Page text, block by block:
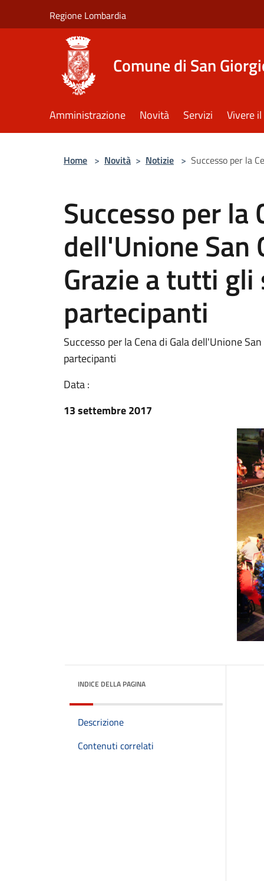
Regione Lombardia
Comune di San
Amministrazione Novità Servizi Vivere
Home > Novità > Notizie > Successo per la
Successo per la
dell'Unione
Grazie a tutti
partecipanti
Successo per la Cena di Gala dell'Unione
partecipanti
Data :
13 settembre 2017
INDICE DELLA PAGINA
Descrizione
Contenuti correlati